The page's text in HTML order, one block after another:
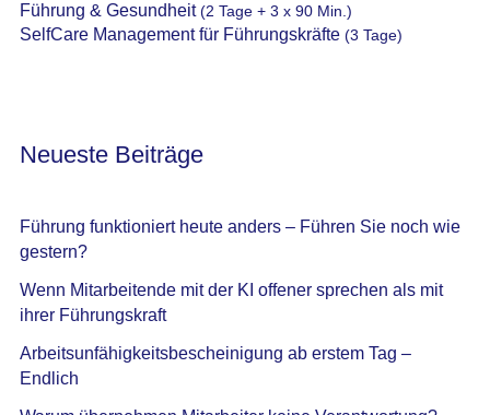
Führung & Gesundheit(2 Tage + 3 x 90 Min.)
SelfCare Management für Führungskräfte(3 Tage)
Neueste Beiträge
Führung funktioniert heute anders – Führen Sie noch wie
gestern?
Wenn Mitarbeitende mit der KI offener sprechen als mit
ihrer Führungskraft
Arbeitsunfähigkeitsbescheinigung ab erstem Tag –
Endlich